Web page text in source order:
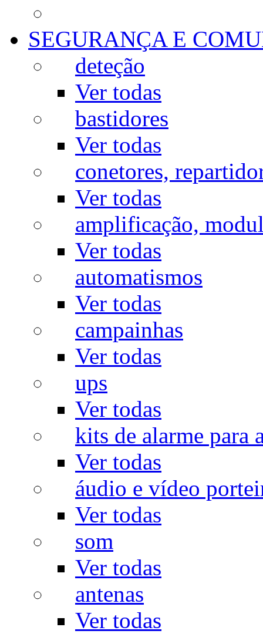
SEGURANÇA E
deteção
Ver todas
bastidores
Ver todas
conetores,
Ver todas
amplificação,
Ver todas
automatismos
Ver todas
campainhas
Ver todas
ups
Ver todas
kits de alarme para
Ver todas
áudio e vídeo
Ver todas
som
Ver todas
antenas
Ver todas